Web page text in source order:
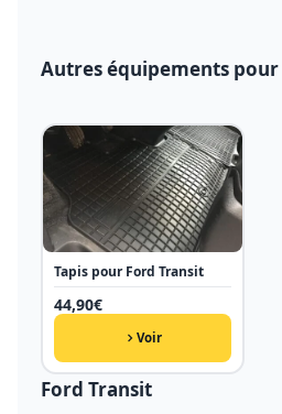
Autres équipements
Tapis pour Ford Transit
44,90€
Voir
Ford Transit